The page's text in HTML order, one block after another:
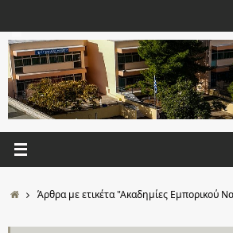
περιεχόμενο
Αρχική
Άρθρα με ετικέτα "Ακαδημίες Εμπορικού